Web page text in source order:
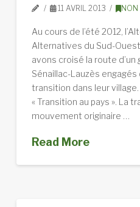
11 AVRIL 2013 NON
Au cours de l’été 2012,
Alternatives du Sud-
avons croisé la route
Sénaillac-Lauzès
transition dans leur
« Transition au pays ». La
mouvement originaire …
Read More